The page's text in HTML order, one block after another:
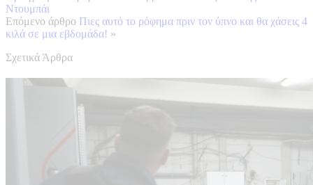
Ντουμπάι
Επόμενο άρθρο Πιες αυτό το ρόφημα πριν τον ύπνο και θα χάσεις 4
κιλά σε μια εβδομάδα! »
Σχετικά Άρθρα